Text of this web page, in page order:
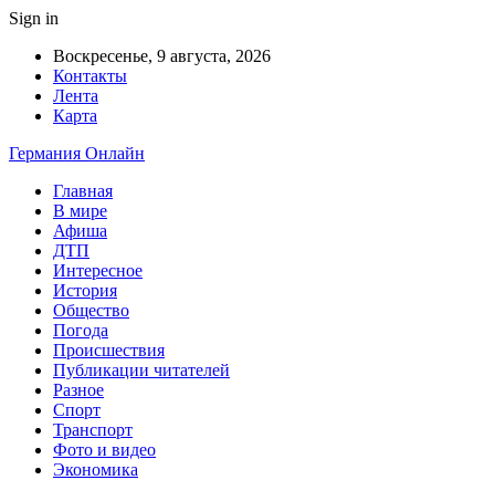
Sign in
Воскресенье, 9 августа, 2026
Контакты
Лента
Карта
Германия Онлайн
Главная
В мире
Афиша
ДТП
Интересное
История
Общество
Погода
Происшествия
Публикации читателей
Разное
Спорт
Транспорт
Фото и видео
Экономика